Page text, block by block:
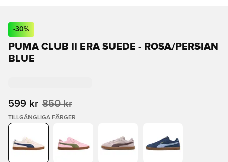
-30%
PUMA CLUB II ERA SUEDE - ROSA/PERSIAN
BLUE
599 kr 850 kr
TILLGÄNGLIGA FÄRGER